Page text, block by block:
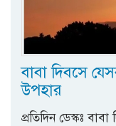
বাবা দিবসে
উপহার
প্রতিদিন ডেস্কঃ